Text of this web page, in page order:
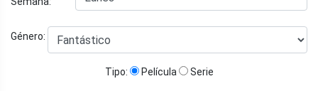
Género:
Tipo: Película Serie